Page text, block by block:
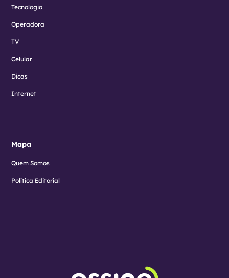
Tecnologia
Operadora
TV
Celular
Dicas
Internet
Mapa
Quem Somos
Política Editorial